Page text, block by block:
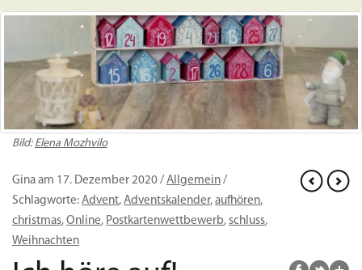
Bild: Elena Mozhvilo
Gina am 17. Dezember 2020 / Allgemein /
Schlagworte: Advent, Adventskalender, aufhören,
christmas, Online, Postkartenwettbewerb, schluss,
Weihnachten